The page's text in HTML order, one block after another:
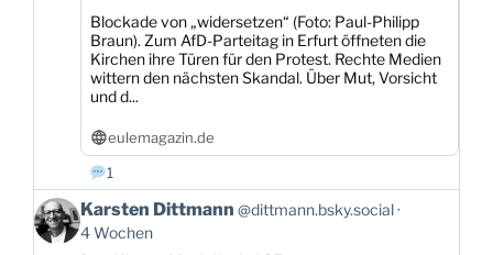
Blockade von „widersetzen“ (Foto: Paul-Philipp
Braun). Zum AfD-Parteitag in Erfurt öffneten die
Kirchen ihre Türen für den Protest. Rechte Medien
wittern den nächsten Skandal. Über Mut, Vorsicht
und d...
eulemagazin.de
1
Beitrag
von
Karsten
Karsten Dittmann @dittmann.bsky.social
4 Wochen